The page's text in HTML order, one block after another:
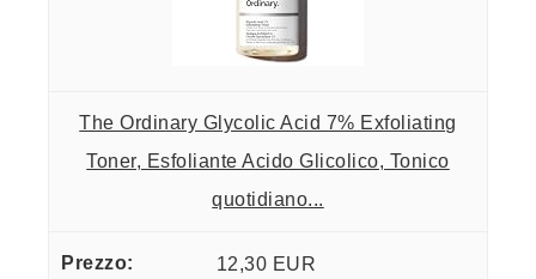
The Ordinary Glycolic Acid 7% Exfoliating
Toner, Esfoliante Acido Glicolico, Tonico
quotidiano...
12,30 EUR